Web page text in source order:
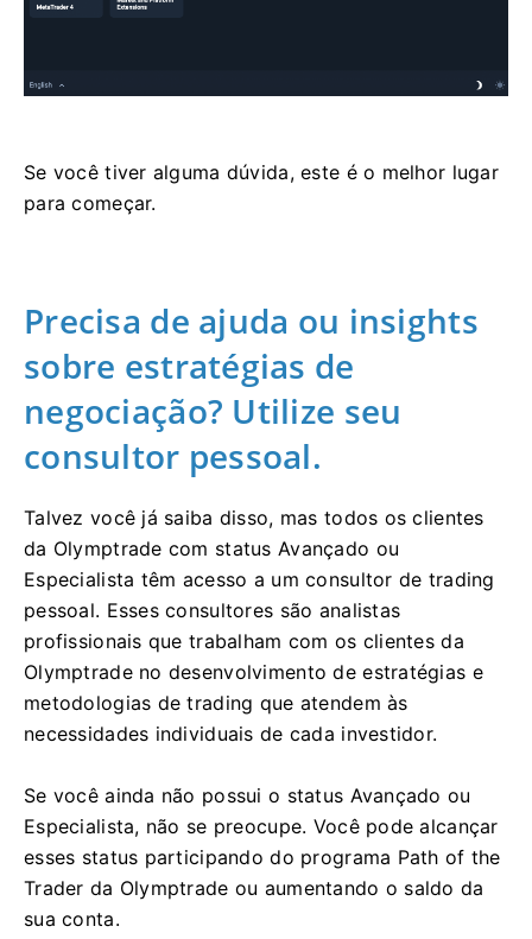
Se você tiver alguma dúvida, este é o melhor lugar
para começar.
Precisa de ajuda ou insights
sobre estratégias de
negociação? Utilize seu
consultor pessoal.
Talvez você já saiba disso, mas todos os clientes
da Olymptrade com status Avançado ou
Especialista têm acesso a um consultor de trading
pessoal. Esses consultores são analistas
profissionais que trabalham com os clientes da
Olymptrade no desenvolvimento de estratégias e
metodologias de trading que atendem às
necessidades individuais de cada investidor.
Se você ainda não possui o status Avançado ou
Especialista, não se preocupe. Você pode alcançar
esses status participando do programa Path of the
Trader da Olymptrade ou aumentando o saldo da
sua conta.